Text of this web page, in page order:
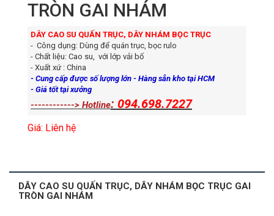
TRÒN GAI NHÁM
DÂY CAO SU QUẤN TRỤC, DÂY NHÁM BỌC TRỤC
- Công dụng: Dùng để quán trục, bọc rulo
- Chất liệu: Cao su, với lớp vải bố
- Xuất xứ : China
- Cung cấp được số lượng lớn - Hàng sẵn kho tại HCM
- Giá tốt tại xưởng
------------> Hotline: 094.698.7227
Giá: Liên hệ
DÂY CAO SU QUẤN TRỤC, DÂY NHÁM BỌC TRỤC GAI
TRÒN GAI NHÁM